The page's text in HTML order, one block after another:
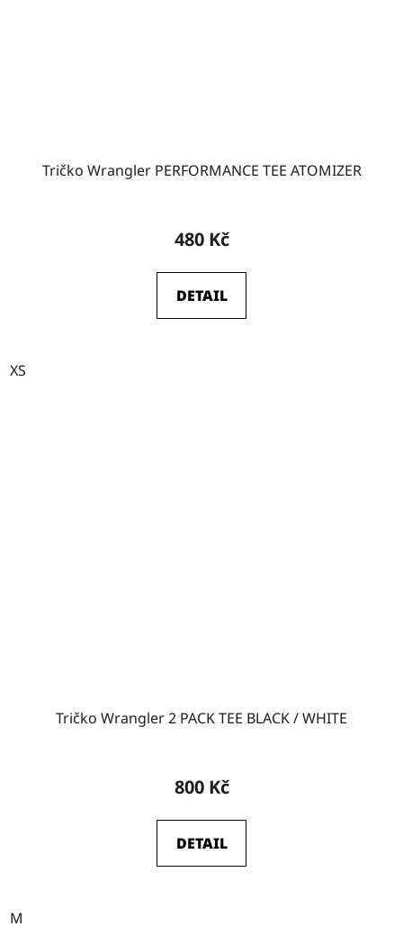
Tričko Wrangler PERFORMANCE TEE ATOMIZER
480 Kč
DETAIL
XS
Tričko Wrangler 2 PACK TEE BLACK / WHITE
800 Kč
DETAIL
M